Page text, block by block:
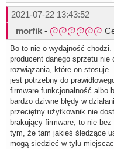
2021-07-22 13:43:52
morfik -
Bo to nie o wydajność
producent danego sprzętu nie
rozwiązania, które on
jest potrzebny do
firmware funkcjonalność albo
bardzo dziwne błędy w
przeciętny użytkownik nie
brakujący firmware, to nie
tym, że tam jakieś śledzące
mogą siedzieć w tylu